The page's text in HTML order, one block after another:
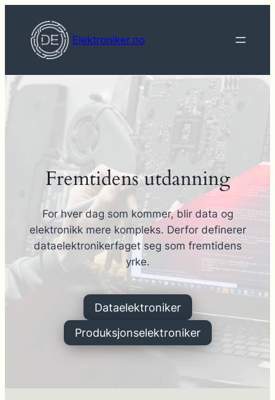
innhold
Elektroniker.no
Fremtidens utdanning
For hver dag som kommer, blir data og
elektronikk mere kompleks. Derfor definerer
dataelektronikerfaget seg som fremtidens
yrke.
Dataelektroniker
Produksjonselektroniker